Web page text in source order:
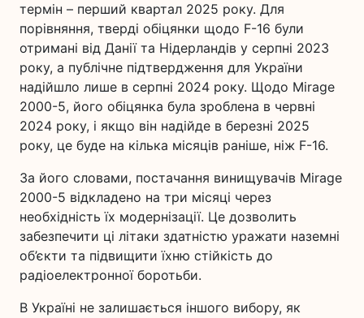
термін – перший квартал 2025 року. Для
порівняння, тверді обіцянки щодо F-16 були
отримані від Данії та Нідерландів у серпні 2023
року, а публічне підтвердження для України
надійшло лише в серпні 2024 року. Щодо Mirage
2000-5, його обіцянка була зроблена в червні
2024 року, і якщо він надійде в березні 2025
року, це буде на кілька місяців раніше, ніж F-16.
За його словами, постачання винищувачів Mirage
2000-5 відкладено на три місяці через
необхідність їх модернізації. Це дозволить
забезпечити ці літаки здатністю уражати наземні
об’єкти та підвищити їхню стійкість до
радіоелектронної боротьби.
В Україні не залишається іншого вибору, як